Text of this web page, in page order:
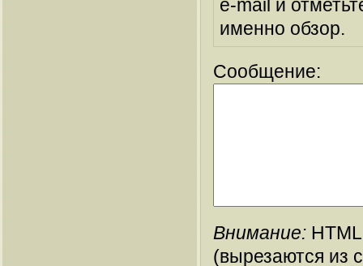
e-mail и
именно обзор.
Сообщение:
Внимание:
(вырезаются из